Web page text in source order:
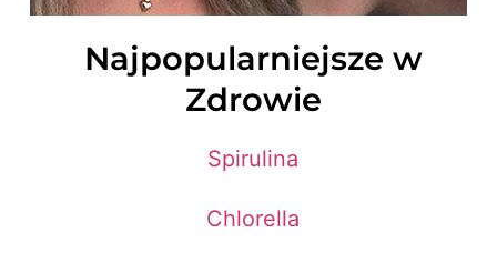
Najpopularniejsze w
Zdrowie
Spirulina
Chlorella